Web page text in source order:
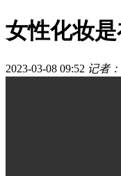
女性化妆
2023-03-08 09:52 记者